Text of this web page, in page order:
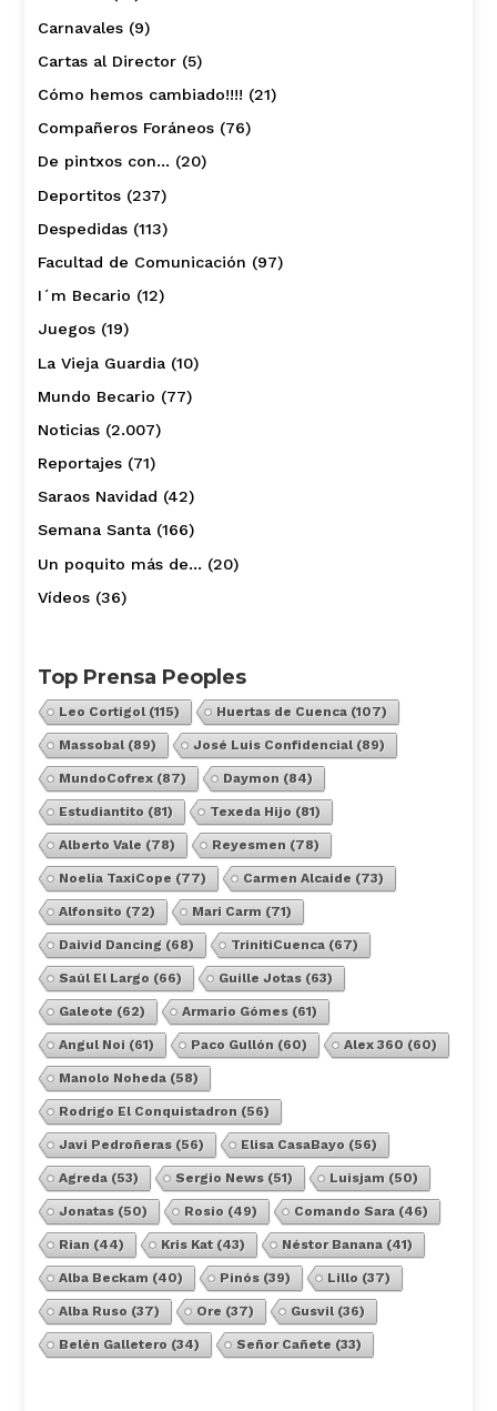
Carnavales(9)
Cartas al Director(5)
Cómo hemos cambiado!!!! (21)
Compañeros Foráneos(76)
De pintxos con… (20)
Deportitos(237)
Despedidas(113)
Facultad de Comunicación (97)
I´m Becario (12)
Juegos(19)
La Vieja Guardia(10)
Mundo Becario (77)
Noticias(2.007)
Reportajes(71)
Saraos Navidad (42)
Semana Santa(166)
Un poquito más de… (20)
Vídeos(36)
Top Prensa Peoples
Leo Cortigol(115) Huertas de Cuenca(107)
Massobal(89) José Luis Confidencial(89)
MundoCofrex(87) Daymon (84)
Estudiantito (81) Texeda Hijo (81)
Alberto Vale (78) Reyesmen (78)
Noelia TaxiCope (77) Carmen Alcaide (73)
Alfonsito (72) Mari Carm (71)
Daivid Dancing (68) TrinitiCuenca(67)
Saúl El Largo (66) Guille Jotas(63)
Galeote (62) Armario Gómes(61)
Angul Noi (61) Paco Gullón (60) Alex 360 (60)
Manolo Noheda(58)
Rodrigo El Conquistadron (56)
Javi Pedroñeras(56) Elisa CasaBayo (56)
Agreda(53) Sergio News(51) Luisjam (50)
Jonatas(50) Rosio (49) Comando Sara(46)
Rian (44) Kris Kat(43) Néstor Banana(41)
Alba Beckam (40) Pinós(39) Lillo (37)
Alba Ruso (37) Ore (37) Gusvil(36)
Belén Galletero (34) Señor Cañete (33)